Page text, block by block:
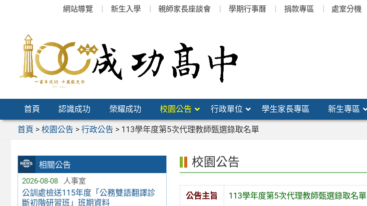
網站導覽 新生入學 親師家長座談會 學期行事曆 捐款專區 處室分機
首頁 認識成功 榮耀成功 校園公告 行政單位 學生家長專區 新生專區
首頁 > 校園公告 > 行政公告 > 113學年度第5次代理教師甄選錄取名單
相關公告
2026-08-08 人事室
公訓處檢送115年度「公務雙語翻譯診
斷初階研習班」班期資料
校園公告
公告主旨 113學年度第5次代理教師甄選錄取名單